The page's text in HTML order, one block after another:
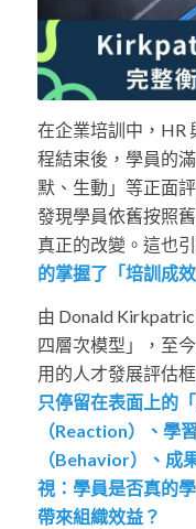
在企業培訓中，HR
程結束後，學員的
默、生動」等正面
發現學員依舊按照
真正的改變。這也
的掌握了「培訓成
由 Donald
四層次模型」，至
用的人才發展評估
只停留在表面上的
（Reaction）、學
（Behavior）、成
視：學員是否真的
帶來組織效益？